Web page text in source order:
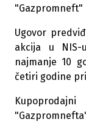
"Gazpromneft"
Ugovor
akcija u
najmanje 10
četiri godine